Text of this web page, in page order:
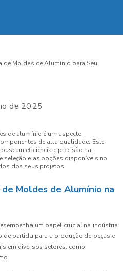
de 2025
de alumínio é um aspecto
de alta qualidade. Este
eficiência e precisão na
seleção e as opções disponíveis no
dos seus projetos.
Moldes de Alumínio na
um papel crucial na indústria
partida para a produção de peças e
em diversos setores, como